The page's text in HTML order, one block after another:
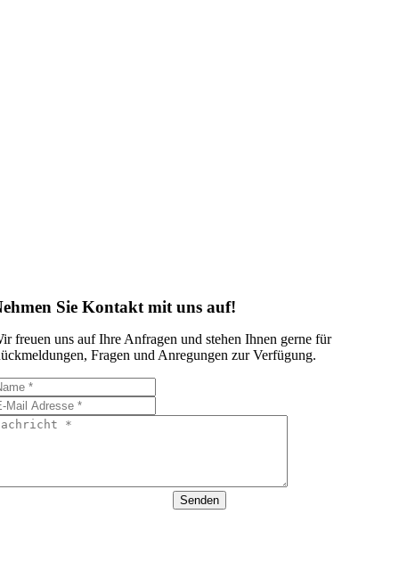
Sie Kontakt mit uns auf!
freuen uns auf Ihre Anfragen und stehen Ihnen gerne für
Fragen und Anregungen zur Verfügung.
Senden